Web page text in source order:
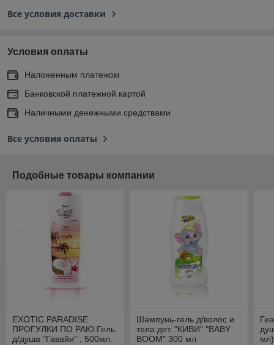
Все условия доставки
Условия оплаты
Наложенным платежом
Банковской платежной картой
Наличными денежными средствами
Все условия оплаты
Подобные товары компании
EXOTIC PARADISE
ПРОГУЛКИ ПО РАЮ Гель
д/душа "Гавайи" , 500мл.
Шампунь-гель д/волос и
тела дет. "КИВИ" "BABY
BOOM" 300 мл
мл)